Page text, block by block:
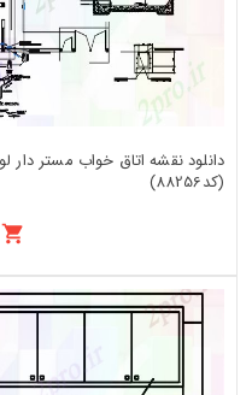
دانلود نقشه اتاق خواب مستر
(کد88256)